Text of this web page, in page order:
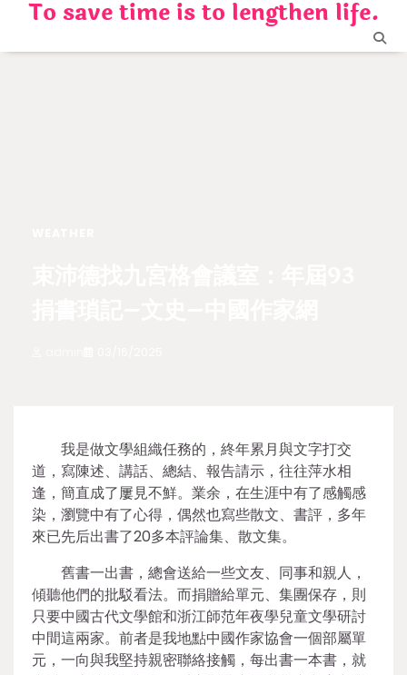
content
To save time is to lengthen life.
我是做文學組織任務的，終年累月與文字打交
道，寫陳述、講話、總結、報告請示，往往萍水相
逢，簡直成了屢見不鮮。業余，在生涯中有了感觸感
染，瀏覽中有了心得，偶然也寫些散文、書評，多年
來已先后出書了20多本評論集、散文集。
舊書一出書，總會送給一些文友、同事和親人，
傾聽他們的批駁看法。而捐贈給單元、集團保存，則
只要中國古代文學館和浙江師范年夜學兒童文學研討
中間這兩家。前者是我地點中國作家協會一個部屬單
元，一向與我堅持親密聯絡接觸，每出書一本書，就